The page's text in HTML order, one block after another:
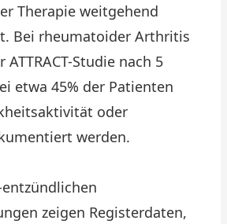
Therapie weitgehend
Bei rheumatoider Arthritis
Studie nach 5
etwa 45% der Patienten
oder
werden.
zeigen Registerdaten,